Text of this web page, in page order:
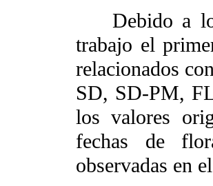
Debido a los
trabajo el
relacionados
SD, SD-PM,
los valores
fechas de
observadas en